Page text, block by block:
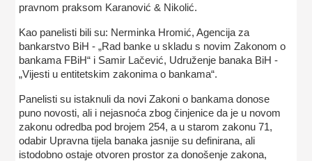
pravnom praksom Karanović & Nikolić.
Kao panelisti bili su: Nerminka Hromić, Agencija za
bankarstvo BiH - „Rad banke u skladu s novim Zakonom o
bankama FBiH“ i Samir Lačević, Udruženje banaka BiH -
„Vijesti u entitetskim zakonima o bankama“.
Panelisti su istaknuli da novi Zakoni o bankama donose
puno novosti, ali i nejasnoća zbog činjenice da je u novom
zakonu odredba pod brojem 254, a u starom zakonu 71,
odabir Upravna tijela banaka jasnije su definirana, ali
istodobno ostaje otvoren prostor za donošenje zakona,